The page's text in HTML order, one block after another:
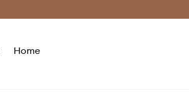
Doručení a vrácení
Home